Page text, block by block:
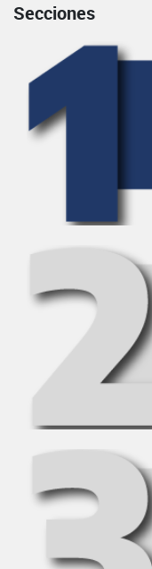
Secciones